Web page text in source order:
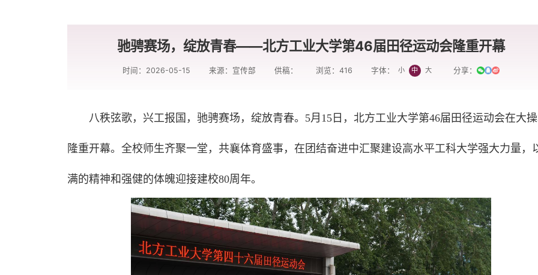
驰骋赛场，绽放青春——北方工业大学第46届田径运动会隆重开幕
时间：2026-05-15 来源：宣传部 供稿： 浏览：416 字体： 小 中 大 分享：
八秩弦歌，兴工报国，驰骋赛场，绽放青春。5月15日，北方工业大学第46届田径运动会在大
隆重开幕。全校师生齐聚一堂，共襄体育盛事，在团结奋进中汇聚建设高水平工科大学强大力量，
满的精神和强健的体魄迎接建校80周年。